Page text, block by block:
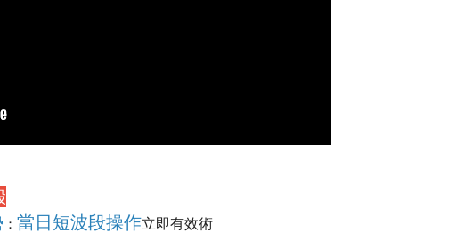
： 當日短波段操作立即有效術